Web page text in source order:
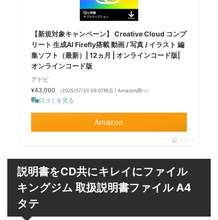
【新規対象キャンペーン】 Creative Cloud コンプ
リート 生成AI Firefly搭載 動画 / 写真 / イラスト 編
集ソフト（最新）| 12ヵ月 | オンラインコード版|
オンラインコード版
アドビ
¥43,000
（2025/07/20 09:07時点 | Amazon調べ）
口コミを見る
Amazon
ポチップ
説明書をCD共にキレイにファイル
キングジム 取扱説明書ファイル A4
タテ